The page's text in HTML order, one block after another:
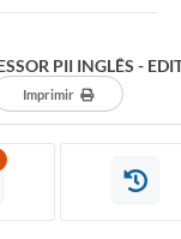
PII INGLÊS -
Imprimir